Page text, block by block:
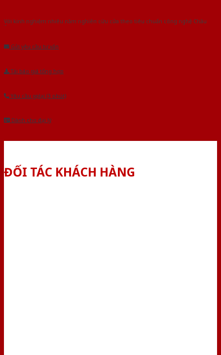
Với kinh nghiệm nhiêu năm nghiên cứu cửa theo tiêu chuẩn công nghệ Châu
Gửi yêu cầu tư vấn
Tải báo giá tổng hợp
Yêu cầu gọi lại (3 phút)
Dành cho đại lý
ĐỐI TÁC KHÁCH HÀNG